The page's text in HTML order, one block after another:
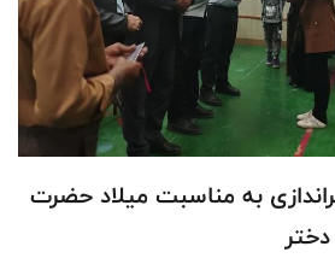
به مناسبت میلاد حضرت